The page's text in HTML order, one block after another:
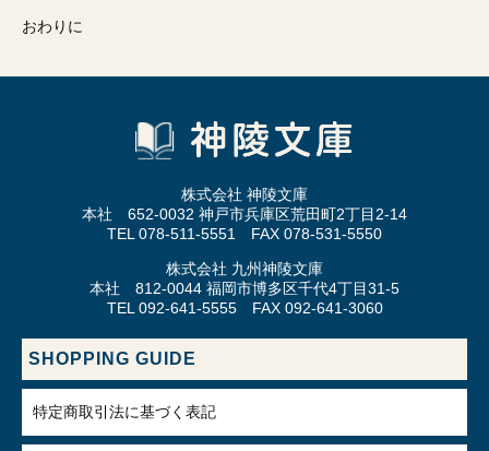
おわりに
株式会社 神陵文庫
本社 652-0032 神戸市兵庫区荒田町2丁目2-14
TEL 078-511-5551 FAX 078-531-5550
株式会社 九州神陵文庫
本社 812-0044 福岡市博多区千代4丁目31-5
TEL 092-641-5555 FAX 092-641-3060
SHOPPING GUIDE
特定商取引法に基づく表記